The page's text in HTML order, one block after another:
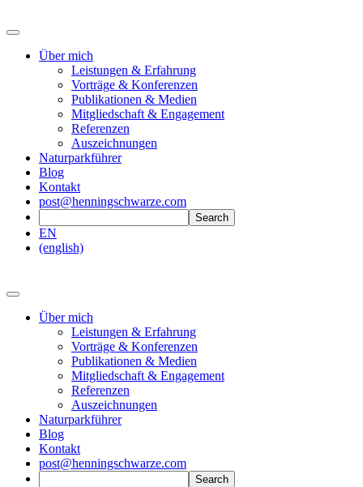
Über mich
Leistungen & Erfahrung
Vorträge & Konferenzen
Publikationen & Medien
Mitgliedschaft & Engagement
Referenzen
Auszeichnungen
Naturparkführer
Blog
Kontakt
post@henningschwarze.com
EN
(english)
Über mich
Leistungen & Erfahrung
Vorträge & Konferenzen
Publikationen & Medien
Mitgliedschaft & Engagement
Referenzen
Auszeichnungen
Naturparkführer
Blog
Kontakt
post@henningschwarze.com